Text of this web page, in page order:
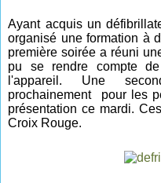
Ayant acquis un
organisé une formation à
première soirée a réuni
pu se rendre compte
l'appareil. Une
prochainement pour les
présentation ce mardi.
Croix Rouge.